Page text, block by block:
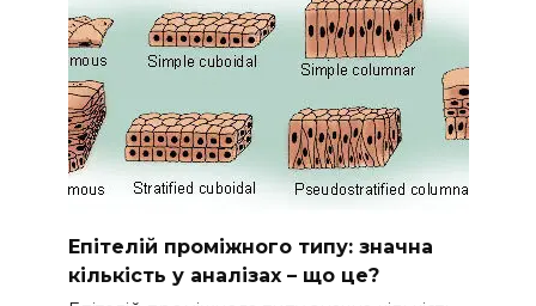
Епітелій проміжного типу: значна
кількість у аналізах – що це?